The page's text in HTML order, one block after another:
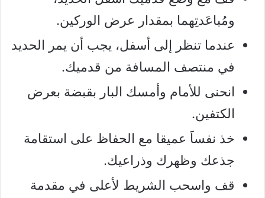
ومُباعَدتِهما بمقدار عرض الوركين.
عندما تنظر إلى أسفل، يجب أن يمر الحديد
في منتصف المسافة من قدميك.
انحنى للأمام وأمسك البار بقبضة بعرض
الكتفين.
خذ نفساََ عميقا مع الحفاظ على استقامة
جذعك وظهرك وذراعيك.
قف واسحب الشريط لأعلى في مقدمة